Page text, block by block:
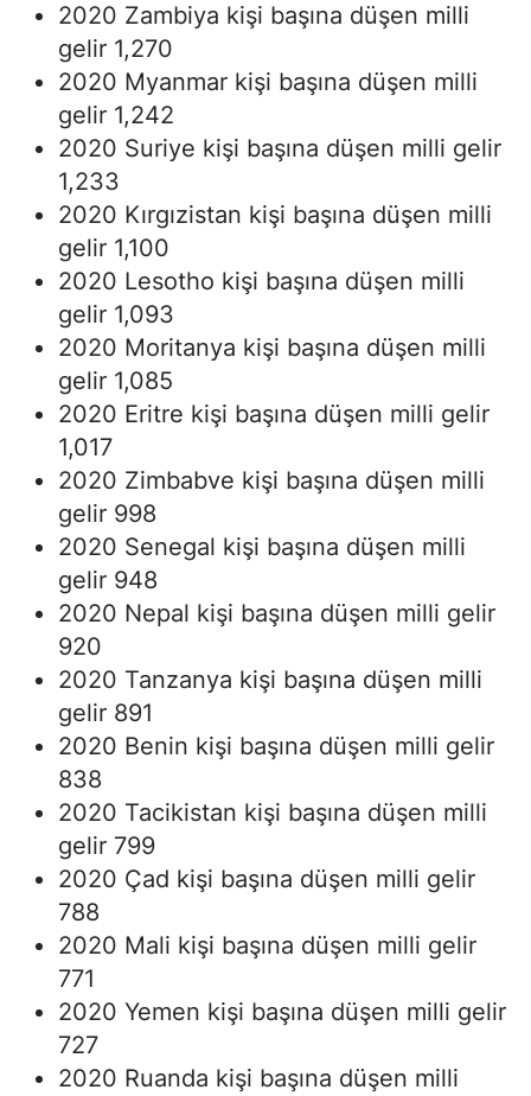
2020 Zambiya kişi başına düşen milli
gelir 1,270
2020 Myanmar kişi başına düşen milli
gelir 1,242
2020 Suriye kişi başına düşen milli gelir
1,233
2020 Kırgızistan kişi başına düşen milli
gelir 1,100
2020 Lesotho kişi başına düşen milli
gelir 1,093
2020 Moritanya kişi başına düşen milli
gelir 1,085
2020 Eritre kişi başına düşen milli gelir
1,017
2020 Zimbabve kişi başına düşen milli
gelir 998
2020 Senegal kişi başına düşen milli
gelir 948
2020 Nepal kişi başına düşen milli gelir
920
2020 Tanzanya kişi başına düşen milli
gelir 891
2020 Benin kişi başına düşen milli gelir
838
2020 Tacikistan kişi başına düşen milli
gelir 799
2020 Çad kişi başına düşen milli gelir
788
2020 Mali kişi başına düşen milli gelir
771
2020 Yemen kişi başına düşen milli gelir
727
2020 Ruanda kişi başına düşen milli